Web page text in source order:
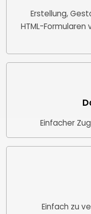
Erstellung,
HTML-
Einfacher
Einfach zu